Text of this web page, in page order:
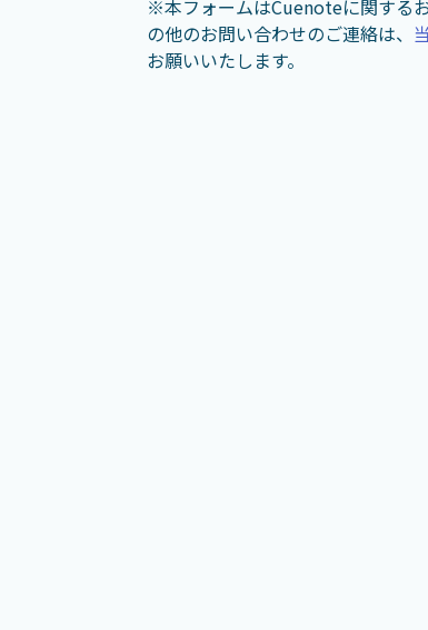
※本フォームはCuenoteに関する
の他のお問い合わせのご連絡は、
お願いいたします。